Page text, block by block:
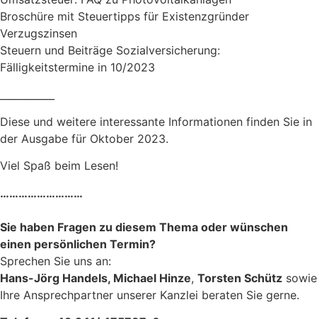
Broschüre mit Steuertipps für Existenzgründer
Verzugszinsen
Steuern und Beiträge Sozialversicherung:
Fälligkeitstermine in 10/2023
Diese und weitere interessante Informationen finden Sie in
der Ausgabe für Oktober 2023.
Viel Spaß beim Lesen!
………………………
Sie haben Fragen zu diesem Thema oder wünschen
einen persönlichen Termin?
Sprechen Sie uns an:
Hans-Jörg Handels, Michael Hinze, Torsten Schütz sowie
Ihre Ansprechpartner unserer Kanzlei beraten Sie gerne.